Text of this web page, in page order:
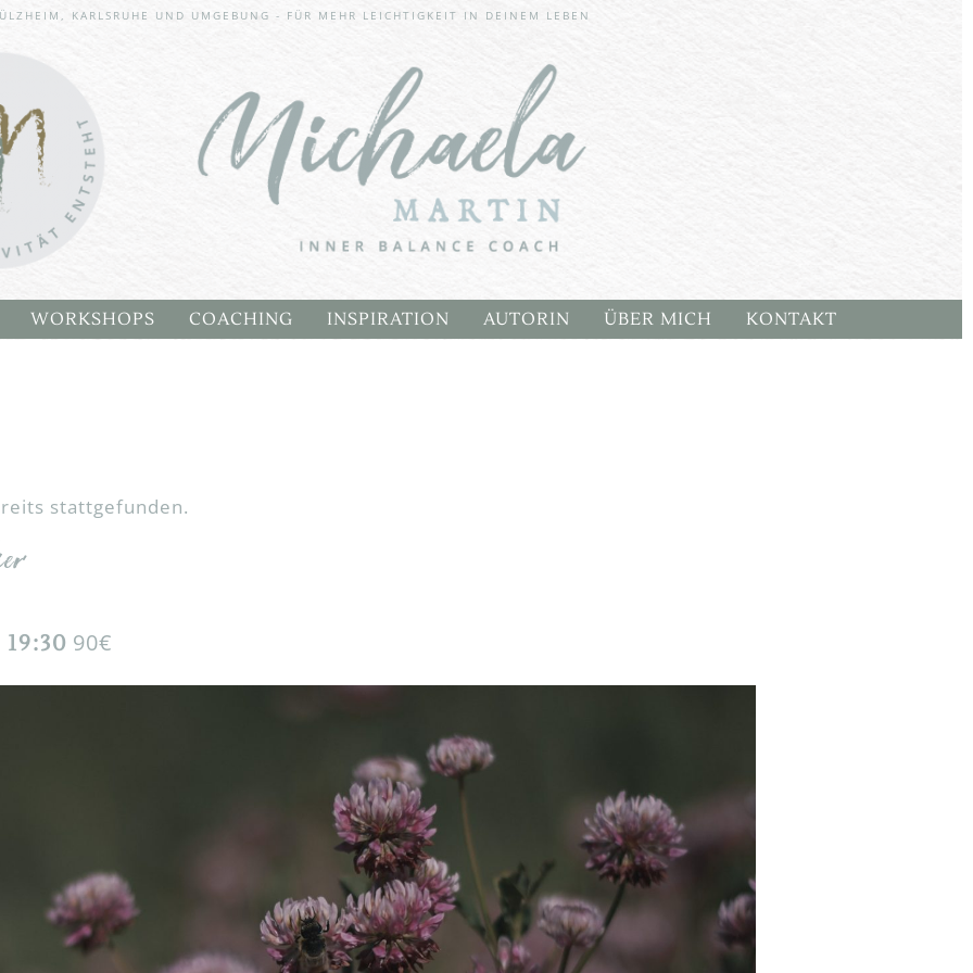
KARLSRUHE UND UMGEBUNG - FÜR MEHR LEICHTIGKEIT IN DEINEM LEBEN
STUHL
UND MÄNNER
WORKSHOPS
COACHING
INSPIRATION
AUTORIN ÜBER MICH KONTAKT
stattgefunden.
19:30 90€
Immer aktiv
SPEICHERN